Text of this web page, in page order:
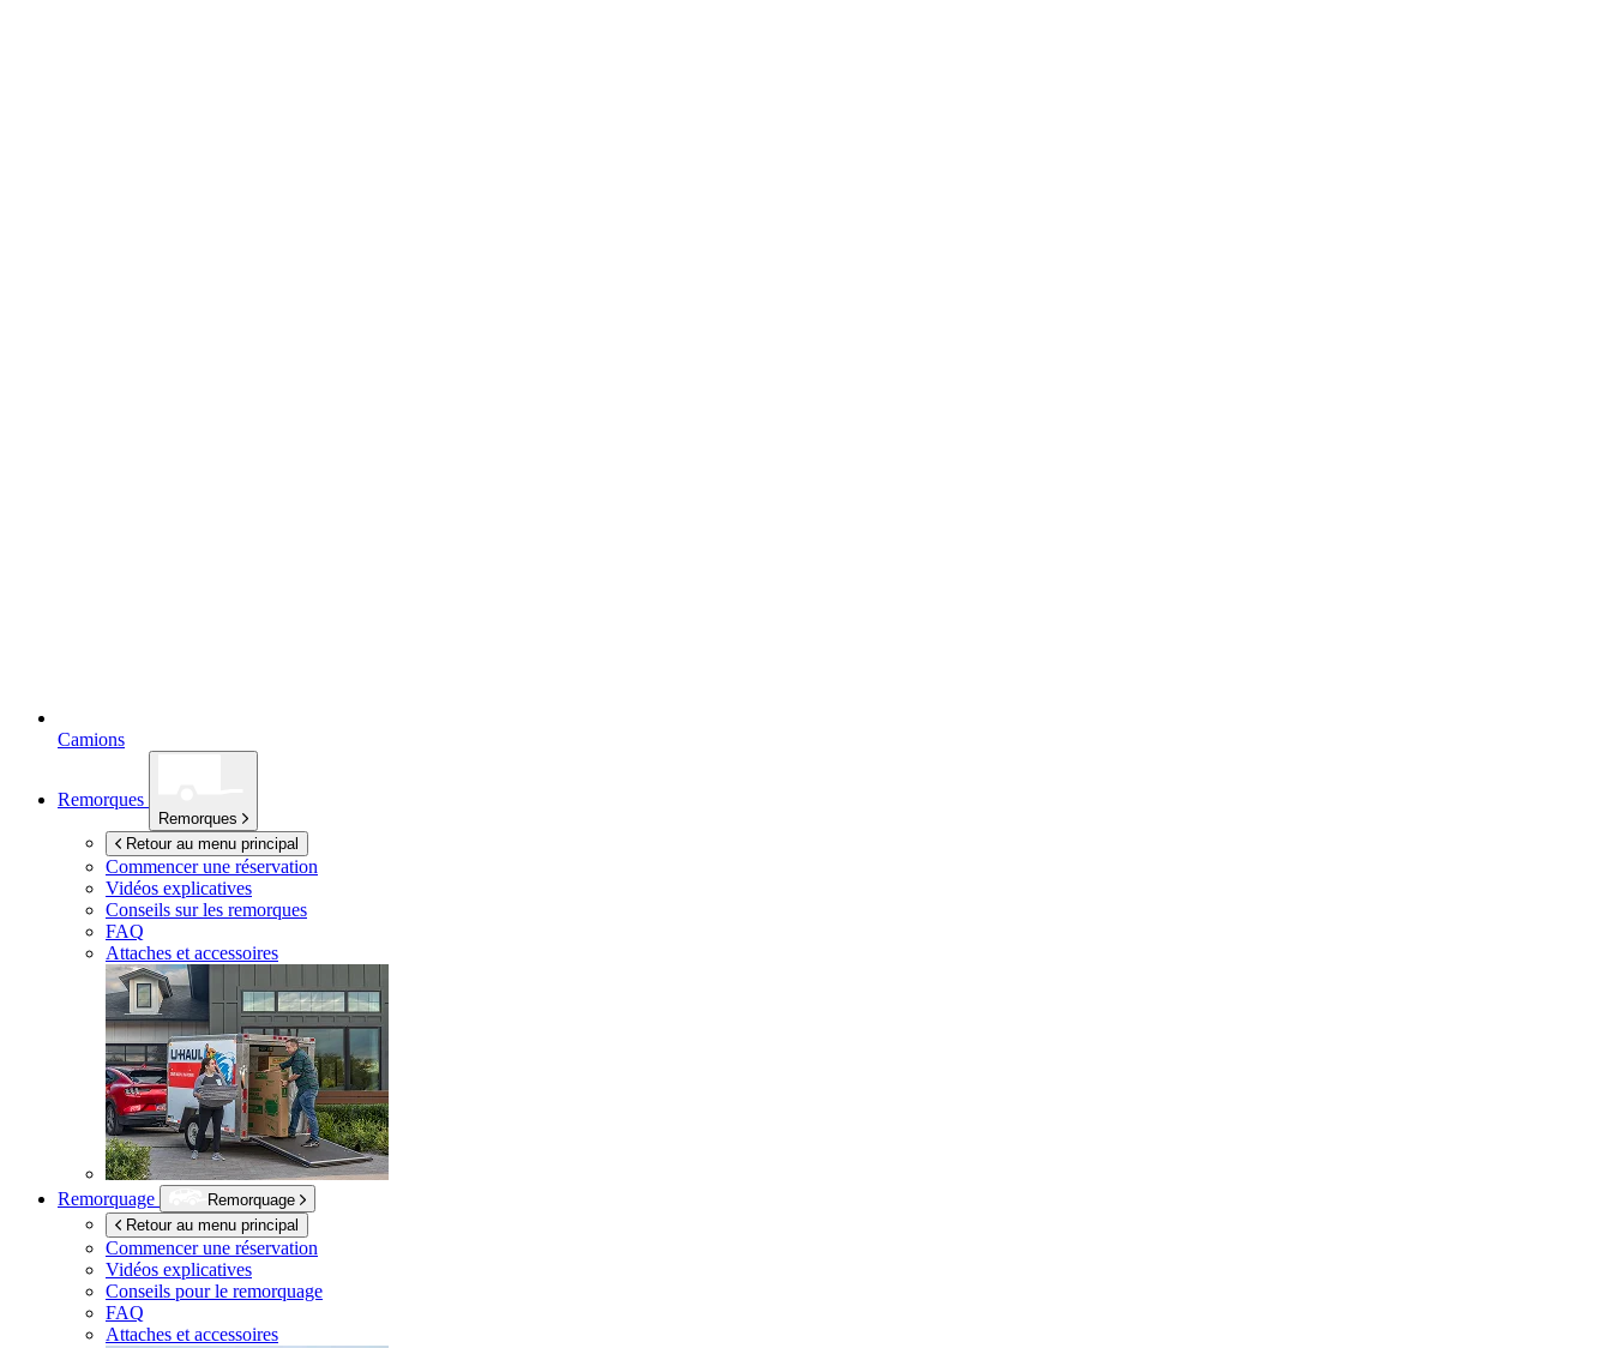
Camions
Remorques
Remorques
Retour au menu principal
Commencer une réservation
Vidéos explicatives
Conseils sur les remorques
FAQ
Attaches et accessoires
Remorquage
Remorquage
Retour au menu principal
Commencer une réservation
Vidéos explicatives
Conseils pour le remorquage
FAQ
Attaches et accessoires